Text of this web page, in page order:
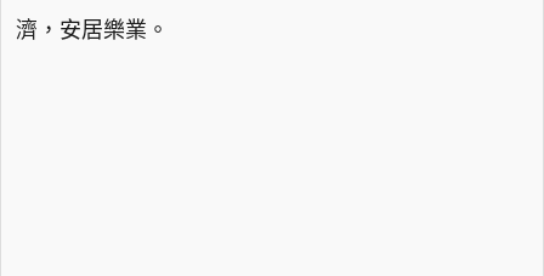
濟，安居樂業。